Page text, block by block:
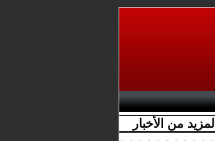
المزيد من الأخبار